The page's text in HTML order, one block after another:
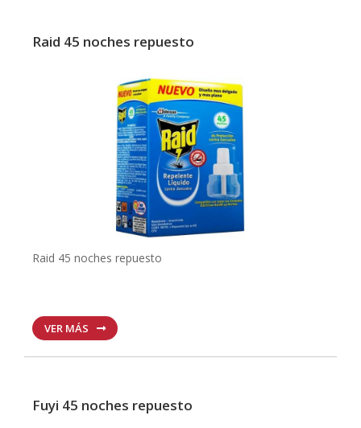
Raid 45 noches repuesto
Raid 45 noches repuesto
VER MÁS
Fuyi 45 noches repuesto